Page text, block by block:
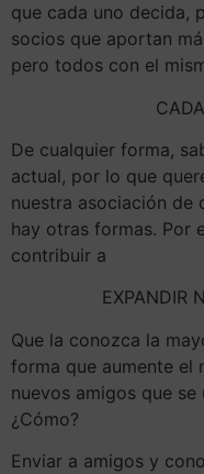
que cada uno decida,
socios que aportan
pero todos con el
De cualquier forma,
actual, por lo que
nuestra asociación de
hay otras formas. Por
contribuir a
EXPANDIR
Que la conozca la
forma que aumente el
nuevos amigos que
¿Cómo?
Enviar a amigos y